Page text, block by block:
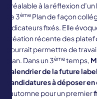
préalable à la réflexion d’un
ce 3ème Plan de façon
indicateurs fixés. Elle
création récente des
pourrait permettre de
plan. Dans un 3èmetemps,
calendrier de la future
candidatures à déposer
l’automne pour un premier